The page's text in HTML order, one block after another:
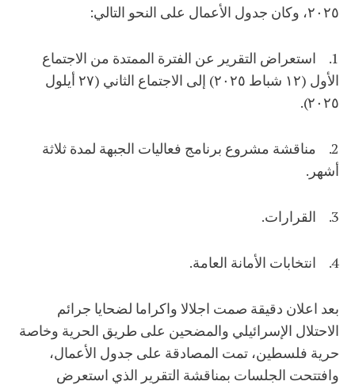
٢٠٢٥، وكان جدول الأعمال على النحو التالي:
1. استعراض التقرير عن الفترة الممتدة من الاجتماع
الأول (١٢ شباط ٢٠٢٥) إلى الاجتماع الثاني (٢٧ أيلول
٢٠٢٥).
2. مناقشة مشروع برنامج فعاليات الجبهة لمدة ثلاثة
أشهر.
3. القرارات.
4. انتخابات الأمانة العامة.
بعد اعلان دقيقة صمت اجلالا واكراما لضحايا جرائم
الاحتلال الإسرائيلي والمضحين على طريق الحرية وخاصة
حرية فلسطين، تمت المصادقة على جدول الأعمال،
وافتتحت الجلسات بمناقشة التقرير الذي استعرض